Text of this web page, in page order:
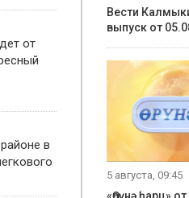
от
в
Вести
выпуск от
5 августа, 09:45
«Өрүнә һарц»